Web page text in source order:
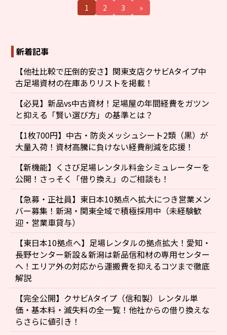
1 2 3 »
新着記事
【他社比較で圧倒的安さ】関東支店クサビAタイプ中
古足場資材の在庫ありリストを掲載！
【必見】新品vs中古資材！足場屋の年間経費をガツン
と抑える「賢い選び方」の基準とは？
【1枚700円】中古・防炎メッシュシート2類（黒）が
大量入荷！資材高騰に負けない経費削減を応援！
【新機能】くさび足場レンタル料金シミュレーターを
公開！さっそく「借り換え」のご相談も！
【急募・正社員】東日本10拠点へ拡大につき営業メン
バー募集！新潟・関東全域で積極採用中（未経験歓
迎・営業車貸与）
【東日本10拠点へ】足場レンタルの拠点拡大！愛知・
長野センター新設＆新潟は新品信和材の専用センター
へ！エリア外の対応から運搬費を抑えるコツまで徹底
解説
【完全公開】クサビAタイプ（信和製）レンタル単
価・基本料・滅失料の全一覧！他社からの借り換えな
らさらに値引き！